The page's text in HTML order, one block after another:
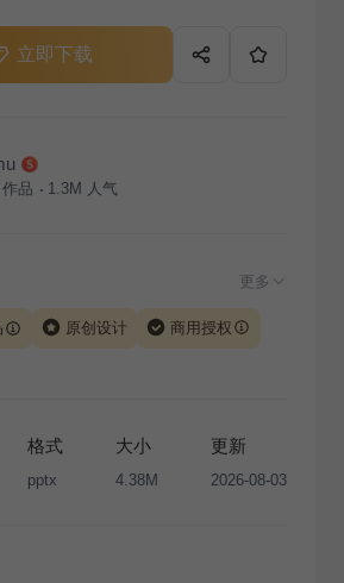
立即下载
作品 1.3M 人气
更多
原创设计 商用授权
，禁止任何形式的转让、出售或出租，未
人不得擅自转载和分发，否则将接照我
格式
pptx
大小
4.38M
更新
2026-08-03